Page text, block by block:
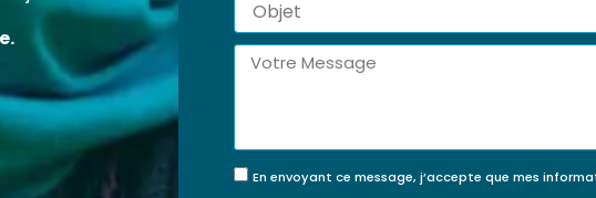
Message
En envoyant ce message, j’accepte que mes
PAR MON
FORMATION ?
JE FINANCE MA
FORMATION MOI-
MÊME